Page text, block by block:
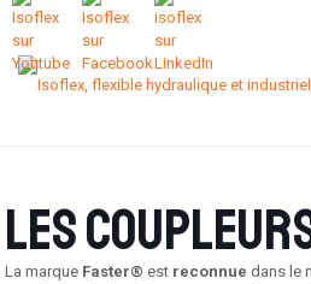
Les
La marque Faster® est reconnue dans le